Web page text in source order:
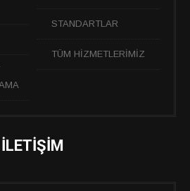
STANDARTLAR
TÜM HİZMETLERİMİZ
İLETIŞIM